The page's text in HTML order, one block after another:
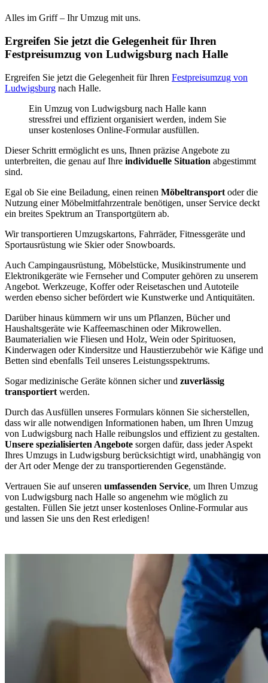
Alles im Griff – Ihr Umzug mit uns.
Ergreifen Sie jetzt die Gelegenheit für Ihren
Festpreisumzug von Ludwigsburg nach Halle
Ergreifen Sie jetzt die Gelegenheit für Ihren Festpreisumzug von
Ludwigsburg nach Halle.
Ein Umzug von Ludwigsburg nach Halle kann
stressfrei und effizient organisiert werden, indem Sie
unser kostenloses Online-Formular ausfüllen.
Dieser Schritt ermöglicht es uns, Ihnen präzise Angebote zu
unterbreiten, die genau auf Ihre individuelle Situation abgestimmt
sind.
Egal ob Sie eine Beiladung, einen reinen Möbeltransport oder die
Nutzung einer Möbelmitfahrzentrale benötigen, unser Service deckt
ein breites Spektrum an Transportgütern ab.
Wir transportieren Umzugskartons, Fahrräder, Fitnessgeräte und
Sportausrüstung wie Skier oder Snowboards.
Auch Campingausrüstung, Möbelstücke, Musikinstrumente und
Elektronikgeräte wie Fernseher und Computer gehören zu unserem
Angebot. Werkzeuge, Koffer oder Reisetaschen und Autoteile
werden ebenso sicher befördert wie Kunstwerke und Antiquitäten.
Darüber hinaus kümmern wir uns um Pflanzen, Bücher und
Haushaltsgeräte wie Kaffeemaschinen oder Mikrowellen.
Baumaterialien wie Fliesen und Holz, Wein oder Spirituosen,
Kinderwagen oder Kindersitze und Haustierzubehör wie Käfige und
Betten sind ebenfalls Teil unseres Leistungsspektrums.
Sogar medizinische Geräte können sicher und zuverlässig
transportiert werden.
Durch das Ausfüllen unseres Formulars können Sie sicherstellen,
dass wir alle notwendigen Informationen haben, um Ihren Umzug
von Ludwigsburg nach Halle reibungslos und effizient zu gestalten.
Unsere spezialisierten Angebote sorgen dafür, dass jeder Aspekt
Ihres Umzugs in Ludwigsburg berücksichtigt wird, unabhängig von
der Art oder Menge der zu transportierenden Gegenstände.
Vertrauen Sie auf unseren umfassenden Service, um Ihren Umzug
von Ludwigsburg nach Halle so angenehm wie möglich zu
gestalten. Füllen Sie jetzt unser kostenloses Online-Formular aus
und lassen Sie uns den Rest erledigen!